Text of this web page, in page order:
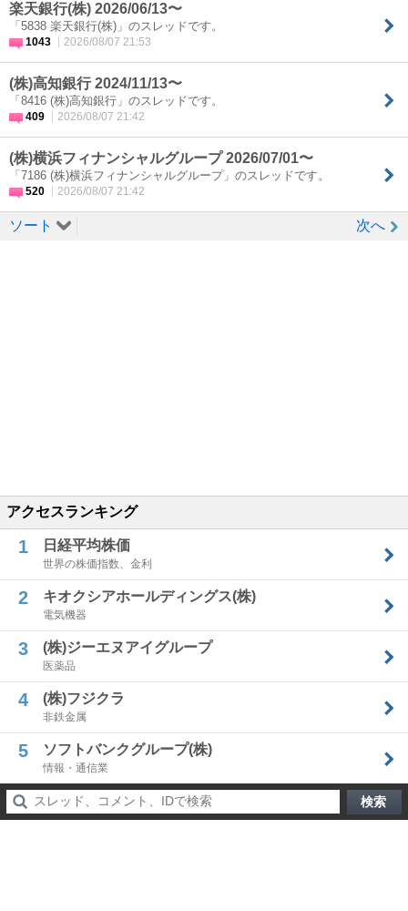
楽天銀行(株) 2026/06/13〜
「5838 楽天銀行(株)」のスレッドです。
1043 2026/08/07 21:53
(株)高知銀行 2024/11/13〜
「8416 (株)高知銀行」のスレッドです。
409 2026/08/07 21:42
(株)横浜フィナンシャルグループ 2026/07/01〜
「7186 (株)横浜フィナンシャルグループ」のスレッドです。
520 2026/08/07 21:42
ソート 次へ
アクセスランキング
1 日経平均株価
世界の株価指数、金利
2 キオクシアホールディングス(株)
電気機器
3 (株)ジーエヌアイグループ
医薬品
4 (株)フジクラ
非鉄金属
5 ソフトバンクグループ(株)
情報・通信業
検索